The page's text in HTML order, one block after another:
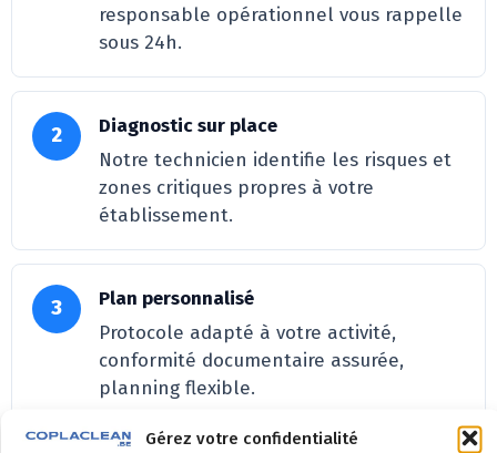
Gérez votre confidentialité
responsable opérationnel vous rappelle
sous 24h.
2
Diagnostic sur place
Notre technicien identifie les risques et
zones critiques propres à votre
établissement.
3
Plan personnalisé
Protocole adapté à votre activité,
conformité documentaire assurée,
planning flexible.